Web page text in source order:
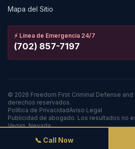
Mapa del Sitio
⚡ Línea de Emergencia 24/7
(702) 857-7197
© 2026 Freedom First Criminal Defense and
derechos reservados.
Política de PrivacidadAviso Legal
Publicidad de abogado. Los resultados no
Vegas, Nevada.
📞 Call Now